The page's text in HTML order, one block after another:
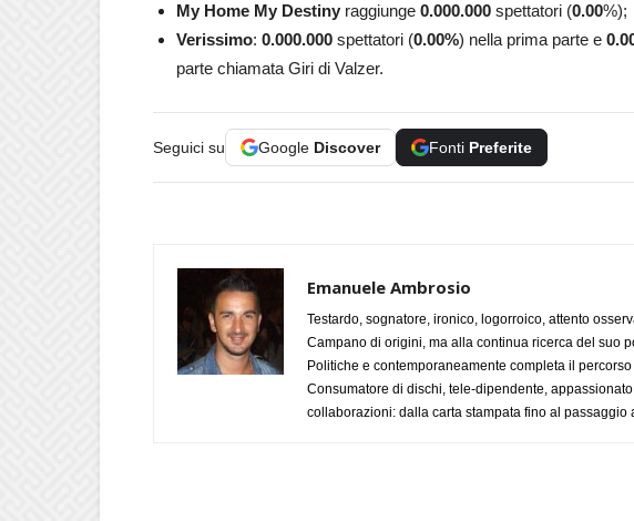
My Home My Destiny raggiunge 0.000.000 spettatori (0.00%);
Verissimo: 0.000.000 spettatori (0.00%) nella prima parte e
parte chiamata Giri di Valzer.
Seguici su Google Discover Fonti Preferite
Emanuele Ambrosio
Testardo, sognatore, ironico, logorroico, attento
Campano di origini, ma alla continua ricerca del suo
Politiche e contemporaneamente completa il
Consumatore di dischi, tele-dipendente,
collaborazioni: dalla carta stampata fino al passaggio